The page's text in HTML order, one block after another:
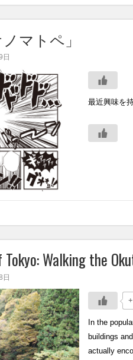
マトペ」
最近興味を
Walking the
In the
buildings
actually